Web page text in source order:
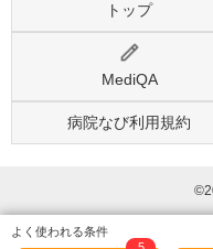
トップ
MediQA
病院なび利用規約